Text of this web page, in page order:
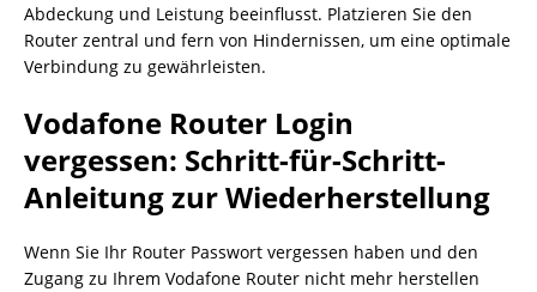
Abdeckung und Leistung beeinflusst. Platzieren Sie den
Router zentral und fern von Hindernissen, um eine optimale
Verbindung zu gewährleisten.
Vodafone Router Login
vergessen: Schritt-für-Schritt-
Anleitung zur Wiederherstellung
Wenn Sie Ihr Router Passwort vergessen haben und den
Zugang zu Ihrem Vodafone Router nicht mehr herstellen